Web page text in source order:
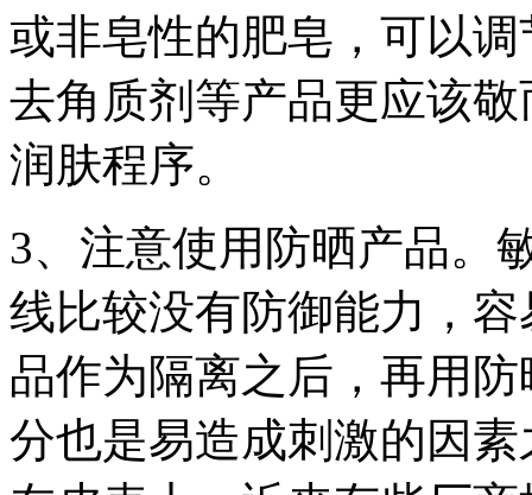
或非皂性的肥皂，可以
去角质剂等产品更应该
润肤程序。
3、注意使用防晒产品。
线比较没有防御能力，
品作为隔离之后，再用
分也是易造成刺激的因